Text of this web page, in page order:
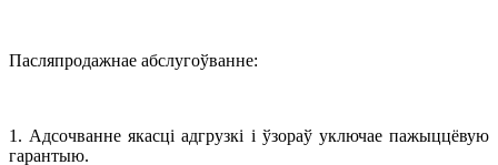
Пасляпродажнае абслугоўванне:
1. Адсочванне якасці адгрузкі і ўзораў уключае пажыццёвую
гарантыю.